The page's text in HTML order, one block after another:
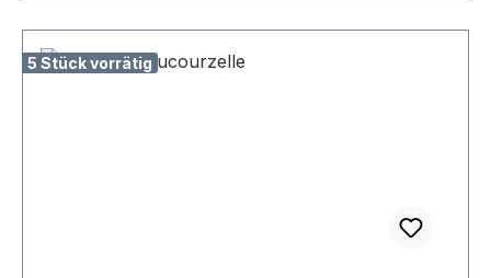
5 Stück vorrätig